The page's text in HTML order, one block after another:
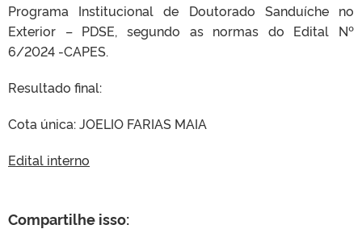
Programa Institucional de Doutorado Sanduíche no
Exterior – PDSE, segundo as normas do Edital Nº
6/2024 -CAPES.
Resultado final:
Cota única: JOELIO FARIAS MAIA
Edital interno
Compartilhe isso: